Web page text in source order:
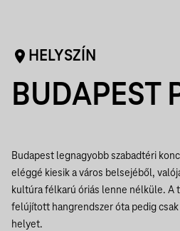
HELYSZÍN
BUDAPEST
Budapest legnagyobb szabadtéri
eléggé kiesik a város belsejéből,
kultúra félkarú óriás lenne nélküle. A
felújított hangrendszer óta pedig
helyet.